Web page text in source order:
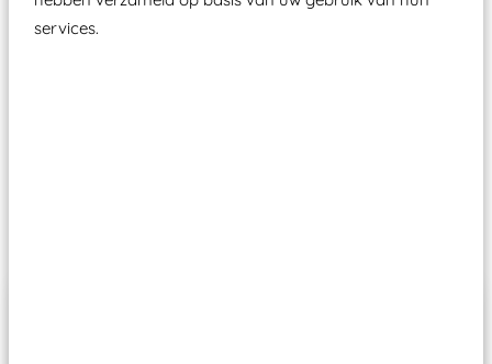
services.
certificering, uitgegeven door een Nederlands